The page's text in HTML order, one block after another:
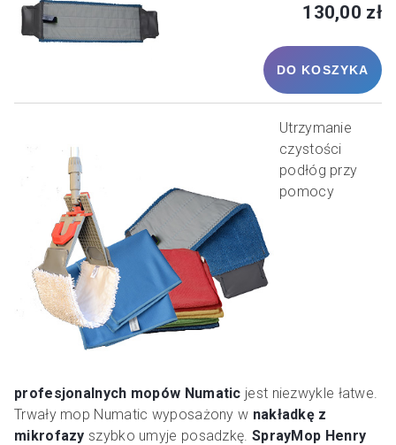
130,00 zł
DO KOSZYKA
Utrzymanie
czystości
podłóg przy
pomocy
profesjonalnych mopów Numatic jest niezwykle łatwe.
Trwały mop Numatic wyposażony w nakładkę z
mikrofazy szybko umyje posadzkę. SprayMop Henry